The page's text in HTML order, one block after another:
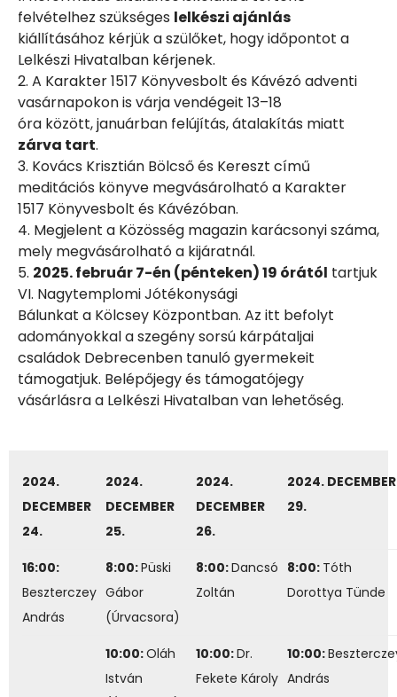
felvételhez szükséges lelkészi ajánlás
kiállításához kérjük a szülőket, hogy időpontot a
Lelkészi Hivatalban kérjenek.
2. A Karakter 1517 Könyvesbolt és Kávézó adventi
vasárnapokon is várja vendégeit 13–18
óra között, januárban felújítás, átalakítás miatt
zárva tart.
3. Kovács Krisztián Bölcső és Kereszt című
meditációs könyve megvásárolható a Karakter
1517 Könyvesbolt és Kávézóban.
4. Megjelent a Közösség magazin karácsonyi száma,
mely megvásárolható a kijáratnál.
5. 2025. február 7-én (pénteken) 19 órától tartjuk
VI. Nagytemplomi Jótékonysági
Bálunkat a Kölcsey Központban. Az itt befolyt
adományokkal a szegény sorsú kárpátaljai
családok Debrecenben tanuló gyermekeit
támogatjuk. Belépőjegy és támogatójegy
vásárlásra a Lelkészi Hivatalban van lehetőség.
2024.
DECEMBER
24.
2024.
DECEMBER
25.
2024.
DECEMBER
26.
2024. DECEMBER
29.
16:00:
Beszterczey
András
8:00:Püski
Gábor
(Úrvacsora)
8:00:Dancsó
Zoltán
8:00: Tóth
Dorottya Tünde
10:00:Oláh
István
10:00:Dr.
Fekete Károly
10:00:
András